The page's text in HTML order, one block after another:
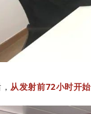
从发射前72小时开始